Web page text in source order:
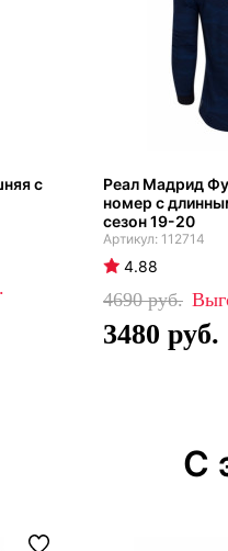
с
Реал Мадрид
номер с
сезон 19-20
112714
4.88
4690
3480
С